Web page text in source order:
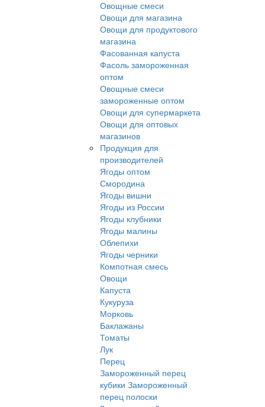
Овощные смеси
Овощи для магазина
Овощи для продуктового
магазина
Фасованная капуста
Фасоль замороженная
оптом
Овощные смеси
замороженные оптом
Овощи для супермаркета
Овощи для оптовых
магазинов
Продукция для
производителей
Ягоды оптом
Смородина
Ягоды вишни
Ягоды из России
Ягоды клубники
Ягоды малины
Облепихи
Ягоды черники
Компотная смесь
Овощи
Капуста
Кукуруза
Морковь
Баклажаны
Томаты
Лук
Перец
Замороженный перец
кубики Замороженный
перец полоски